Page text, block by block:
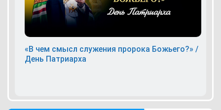
«В чем смысл служения пророка Божьего?» /
День Патриарха